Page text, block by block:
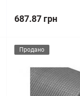
687.87 грн
Продано